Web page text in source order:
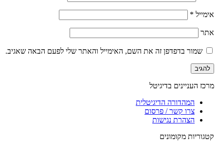
אימייל *
אתר
שמור בדפדפן זה את השם, האימייל והאתר שלי לפעם הבאה שאגיב.
מרכז העניינים בדיגיטל
המהדורה הדיגיטלית
צרו קשר / פרסום
הצהרת נגישות
קטגוריות מקומונים